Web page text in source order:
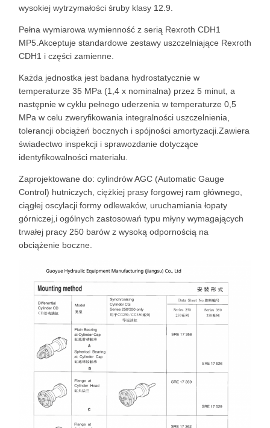
wysokiej wytrzymałości śruby klasy 12.9.
Pełna wymiarowa wymienność z serią Rexroth CDH1
MP5.Akceptuje standardowe zestawy uszczelniające Rexroth
CDH1 i części zamienne.
Każda jednostka jest badana hydrostatycznie w
temperaturze 35 MPa (1,4 x nominalna) przez 5 minut, a
następnie w cyklu pełnego uderzenia w temperaturze 0,5
MPa w celu zweryfikowania integralności uszczelnienia,
tolerancji obciążeń bocznych i spójności amortyzacji.Zawiera
świadectwo inspekcji i sprawozdanie dotyczące
identyfikowalności materiału.
Zaprojektowane do: cylindrów AGC (Automatic Gauge
Control) hutniczych, ciężkiej prasy forgowej ram głównego,
ciągłej oscylacji formy odlewaków, uruchamiania łopaty
górniczej,i ogólnych zastosowań typu młyny wymagających
trwałej pracy 250 barów z wysoką odpornością na
obciążenie boczne.